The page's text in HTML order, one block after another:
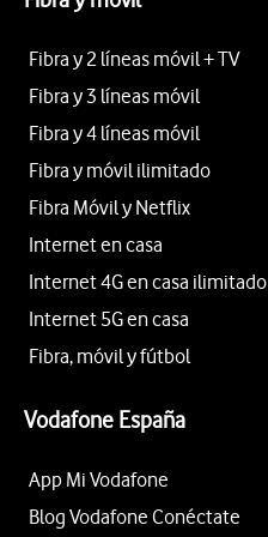
Fibra y 2 líneas móvil + TV
Fibra y 3 líneas móvil
Fibra y 4 líneas móvil
Fibra y móvil ilimitado
Fibra Móvil y Netflix
Internet en casa
Internet 4G en casa ilimitado
Internet 5G en casa
Fibra, móvil y fútbol
Vodafone España
App Mi Vodafone
Blog Vodafone Conéctate